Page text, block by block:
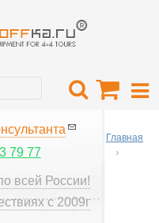
79 77
всей России!
с 2009г
Главная